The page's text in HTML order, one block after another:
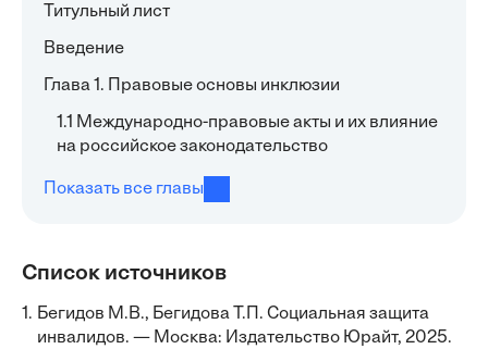
Титульный лист
Введение
Глава 1. Правовые основы инклюзии
1.1 Международно-правовые акты и их влияние
на российское законодательство
Показать все главы
Список источников
1. Бегидов М.В., Бегидова Т.П. Социальная защита
инвалидов. — Москва: Издательство Юрайт, 2025.